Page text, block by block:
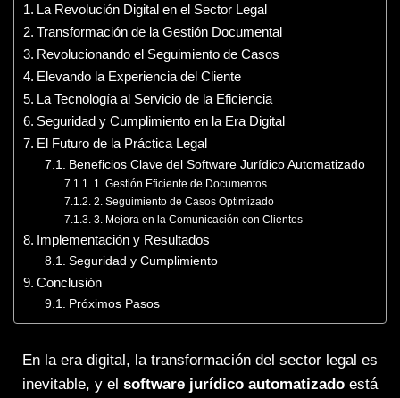
La Revolución Digital en el Sector Legal
Transformación de la Gestión Documental
Revolucionando el Seguimiento de Casos
Elevando la Experiencia del Cliente
La Tecnología al Servicio de la Eficiencia
Seguridad y Cumplimiento en la Era Digital
El Futuro de la Práctica Legal
Beneficios Clave del Software Jurídico Automatizado
1. Gestión Eficiente de Documentos
2. Seguimiento de Casos Optimizado
3. Mejora en la Comunicación con Clientes
Implementación y Resultados
Seguridad y Cumplimiento
Conclusión
Próximos Pasos
En la era digital, la transformación del sector legal es
inevitable, y el software jurídico automatizado está